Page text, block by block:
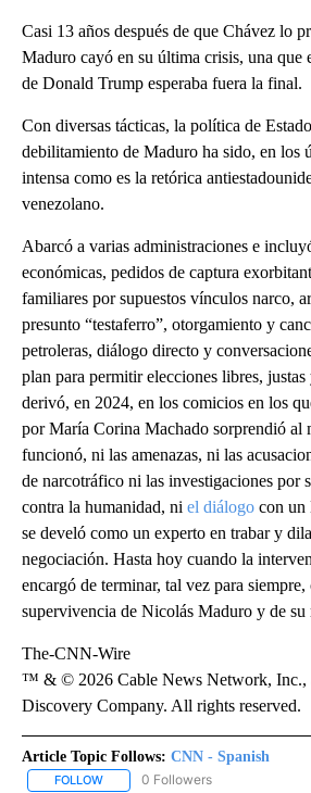
Casi 13 años después de que Chávez lo
Maduro cayó en su última crisis, una que
de Donald Trump esperaba fuera la final.
Con diversas tácticas, la política de
debilitamiento de Maduro ha sido, en los
intensa como es la retórica
venezolano.
Abarcó a varias administraciones e
económicas, pedidos de captura
familiares por supuestos vínculos narco,
presunto “testaferro”, otorgamiento y
petroleras, diálogo directo y
plan para permitir elecciones libres, justas
derivó, en 2024, en los comicios en los
por María Corina Machado sorprendió al
funcionó, ni las amenazas, ni las
de narcotráfico ni las investigaciones por
contra la humanidad, ni el diálogo con un
se develó como un experto en trabar y
negociación. Hasta hoy cuando la
encargó de terminar, tal vez para
supervivencia de Nicolás Maduro y de su
The-CNN-Wire
™ & © 2026 Cable News Network, Inc.,
Discovery Company. All rights reserved.
Article Topic Follows: CNN - Spanish
FOLLOW FOLLOW "CNN - SPANISH" TO
0 Followers